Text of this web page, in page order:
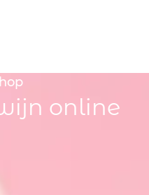
online